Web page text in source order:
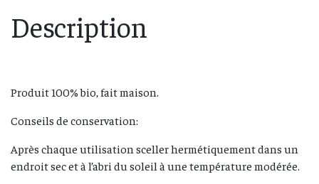
Description
Produit 100% bio, fait maison.
Conseils de conservation:
Après chaque utilisation sceller hermétiquement dans un
endroit sec et à l’abri du soleil à une température modérée.